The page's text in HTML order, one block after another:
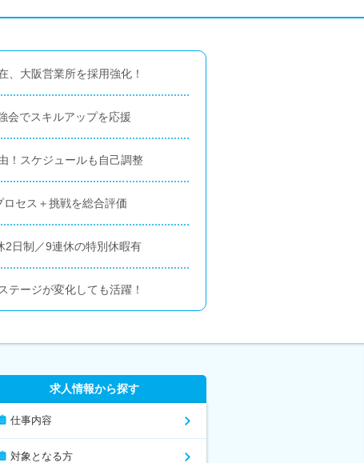
、大阪営業所を採用強化！
会でスキルアップを応援
！スケジュールも自己調整
ロセス＋挑戦を総合評価
2日制／9連休の特別休暇有
テージが変化しても活躍！
求人情報から探す
仕事内容
対象となる方